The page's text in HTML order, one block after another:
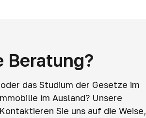
Beratung?
das Studium der Gesetze im
im Ausland? Unsere
Sie uns auf die Weise,